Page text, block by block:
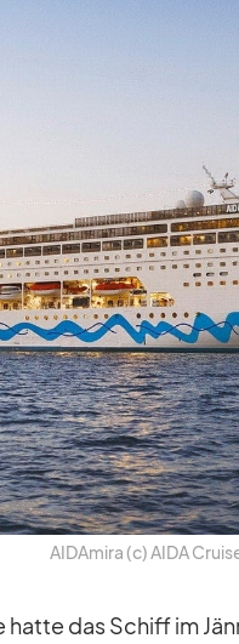
AI­DA­mira (c) AIDA
hatte das Schiff im